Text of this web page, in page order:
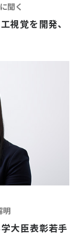
聞く
視覚を開発、
明
大臣表彰若手